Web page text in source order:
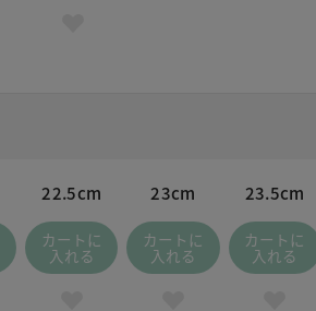
22.5cm
カートに
入れる
23cm
カートに
入れる
23.5cm
カートに
入れる